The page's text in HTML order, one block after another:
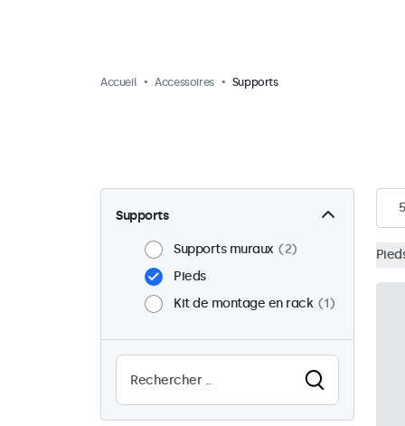
Accueil Accessoires Supports
Supports
Supports muraux
2
Pieds
Kit de montage en rack
1
5